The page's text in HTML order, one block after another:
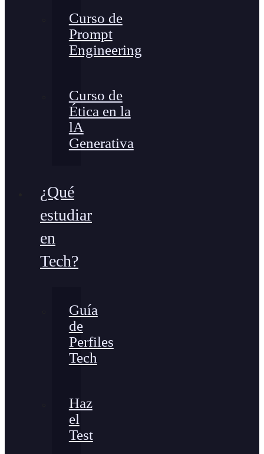
Curso de
Prompt
Engineering
Curso de
Ética en la
lA
Generativa
¿Qué
estudiar
en
Tech?
Guía
de
Perfiles
Tech
Haz
el
Test